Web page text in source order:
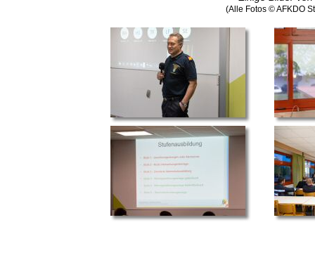
(Alle Fotos © AFKDO